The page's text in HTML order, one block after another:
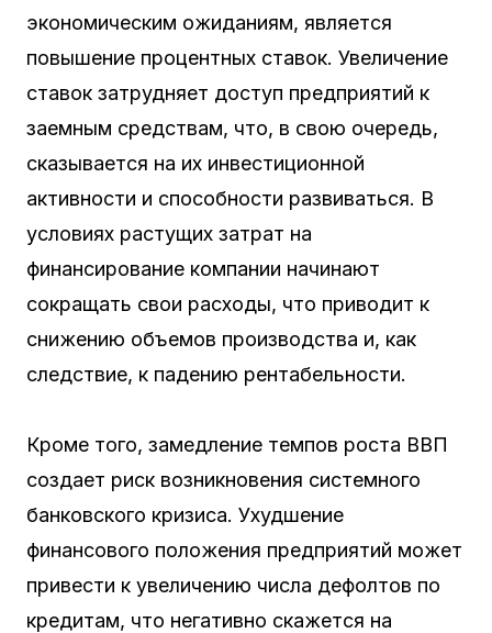
экономическим ожиданиям, является
повышение процентных ставок. Увеличение
ставок затрудняет доступ предприятий к
заемным средствам, что, в свою очередь,
сказывается на их инвестиционной
активности и способности развиваться. В
условиях растущих затрат на
финансирование компании начинают
сокращать свои расходы, что приводит к
снижению объемов производства и, как
следствие, к падению рентабельности.
Кроме того, замедление темпов роста ВВП
создает риск возникновения системного
банковского кризиса. Ухудшение
финансового положения предприятий может
привести к увеличению числа дефолтов по
кредитам, что негативно скажется на